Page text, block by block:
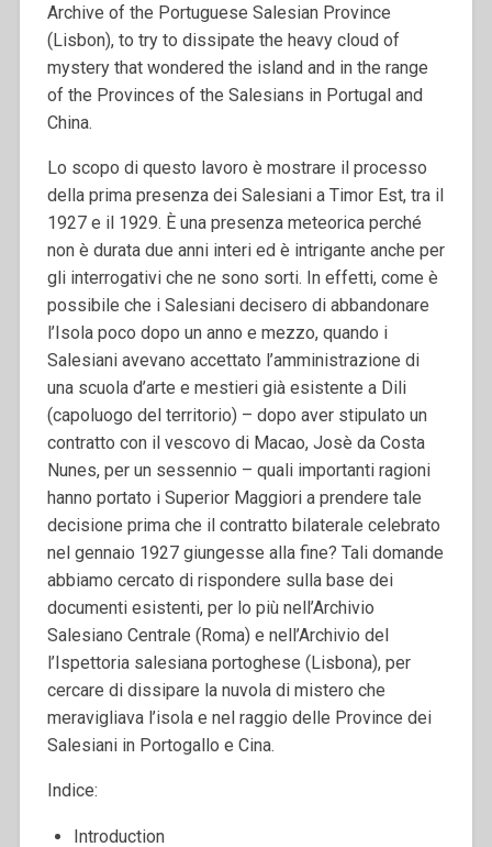
Archive of the Portuguese Salesian Province
(Lisbon), to try to dissipate the heavy cloud of
mystery that wondered the island and in the range
of the Provinces of the Salesians in Portugal and
China.
Lo scopo di questo lavoro è mostrare il processo
della prima presenza dei Salesiani a Timor Est, tra il
1927 e il 1929. È una presenza meteorica perché
non è durata due anni interi ed è intrigante anche per
gli interrogativi che ne sono sorti. In effetti, come è
possibile che i Salesiani decisero di abbandonare
l’Isola poco dopo un anno e mezzo, quando i
Salesiani avevano accettato l’amministrazione di
una scuola d’arte e mestieri già esistente a Dili
(capoluogo del territorio) – dopo aver stipulato un
contratto con il vescovo di Macao, Josè da Costa
Nunes, per un sessennio – quali importanti ragioni
hanno portato i Superior Maggiori a prendere tale
decisione prima che il contratto bilaterale celebrato
nel gennaio 1927 giungesse alla fine? Tali domande
abbiamo cercato di rispondere sulla base dei
documenti esistenti, per lo più nell’Archivio
Salesiano Centrale (Roma) e nell’Archivio del
l’Ispettoria salesiana portoghese (Lisbona), per
cercare di dissipare la nuvola di mistero che
meravigliava l’isola e nel raggio delle Province dei
Salesiani in Portogallo e Cina.
Indice:
Introduction